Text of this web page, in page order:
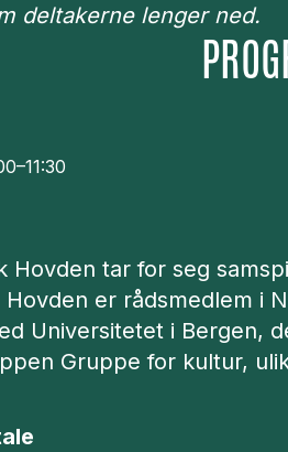
deltakerne lenger ned.
Hovden tar for seg
er rådsmedlem i
Universitetet i Bergen,
Gruppe for kultur,